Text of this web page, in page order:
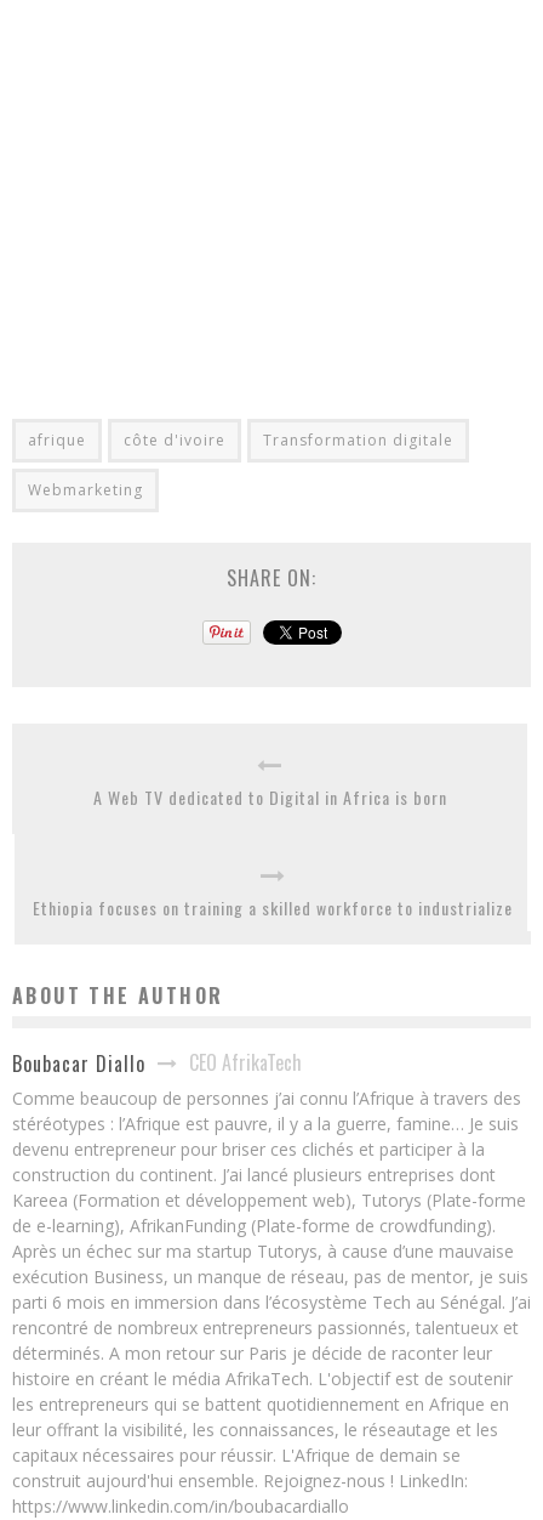
afrique côte d'ivoire Transformation digitale
Webmarketing
SHARE ON:
A Web TV dedicated to Digital in Africa is born
Ethiopia focuses on training a skilled workforce to industrialize
ABOUT THE AUTHOR
Boubacar Diallo CEO AfrikaTech
Comme beaucoup de personnes j’ai connu l’Afrique à travers des
stéréotypes : l’Afrique est pauvre, il y a la guerre, famine… Je suis
devenu entrepreneur pour briser ces clichés et participer à la
construction du continent. J’ai lancé plusieurs entreprises dont
Kareea (Formation et développement web), Tutorys (Plate-forme
de e-learning), AfrikanFunding (Plate-forme de crowdfunding).
Après un échec sur ma startup Tutorys, à cause d’une mauvaise
exécution Business, un manque de réseau, pas de mentor, je suis
parti 6 mois en immersion dans l’écosystème Tech au Sénégal. J’ai
rencontré de nombreux entrepreneurs passionnés, talentueux et
déterminés. A mon retour sur Paris je décide de raconter leur
histoire en créant le média AfrikaTech. L'objectif est de soutenir
les entrepreneurs qui se battent quotidiennement en Afrique en
leur offrant la visibilité, les connaissances, le réseautage et les
capitaux nécessaires pour réussir. L'Afrique de demain se
construit aujourd'hui ensemble. Rejoignez-nous ! LinkedIn:
https://www.linkedin.com/in/boubacardiallo